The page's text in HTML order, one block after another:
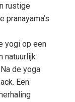
rustige
yogi op een
natuurlijk
de yoga
Een